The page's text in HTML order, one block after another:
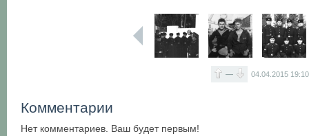
— 04.04.2015 19:10
Комментарии
Нет комментариев. Ваш будет первым!